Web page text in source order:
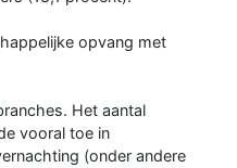
opvang met
Het aantal
vooral toe in
(onder andere